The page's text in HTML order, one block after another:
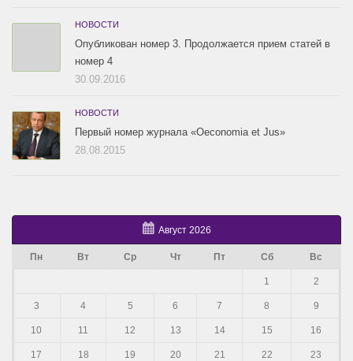
НОВОСТИ
Опубликован номер 3. Продолжается прием статей в
номер 4
30.09.2016
НОВОСТИ
Первый номер журнала «Oeconomia et Jus»
28.08.2015
Август 2026
Пн Вт Ср Чт Пт Сб Вс
1 2
3 4 5 6 7 8 9
10 11 12 13 14 15 16
17 18 19 20 21 22 23